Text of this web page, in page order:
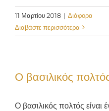
11 Μαρτίου 2018 | Διάφορα
Διαβάστε περισσότερα
Ο βασιλικός
Ο βασιλικός πολτός είναι